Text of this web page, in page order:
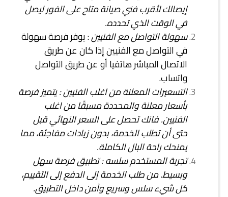
إيصالك لأقرب فني صيانة متاح على الفور ليصل
في الوقت الذي تحدده.
سهولة التواصل مع الفنيين: يوفر فرصة سهولة
في التواصل مع الفنيين إذا كان عن طريق
الاتصال المباشر هاتفيا أو عن طريق التواصل
واتساب.
التسعيرات المعلنة من اغلب الفنيين : يتميز فرصة
بأسعار معلنة والمحددة مسبقًا من اغلب
الفنيين. فانك تحصل على السعر النهائي قبل
حتى أن تطلب الخدمة، بدون زيادات مفاجئة، مما
يمنحك راحة البال الكاملة.
تجربة المستخدم سلسه : تطبيق فرصة سهل
وبسيط. من طلب الخدمة إلى الدفع إلى التقييم،
كل شيء سلس وسريع وآمن داخل التطبيق.